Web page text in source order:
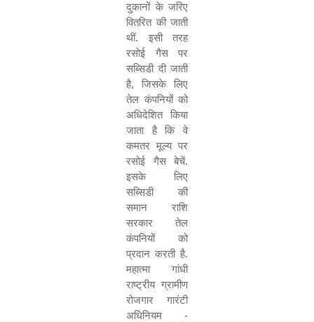
दुकानों के जरिए
वितरित की जाती
थीं. इसी तरह
रसोई गैस पर
सब्सिडी दी जाती
है, जिसके लिए
तेल कंपनियों को
अधिदेशित किया
जाता है कि वे
कमतर मूल्य पर
रसोई गैस बेचें.
इसके लिए
सब्सिडी की
समान राशि
सरकार तेल
कंपनियों को
प्रदान करती है.
महात्मा गांधी
राष्ट्रीय ग्रामीण
रोजगार गारंटी
अधिनियम -